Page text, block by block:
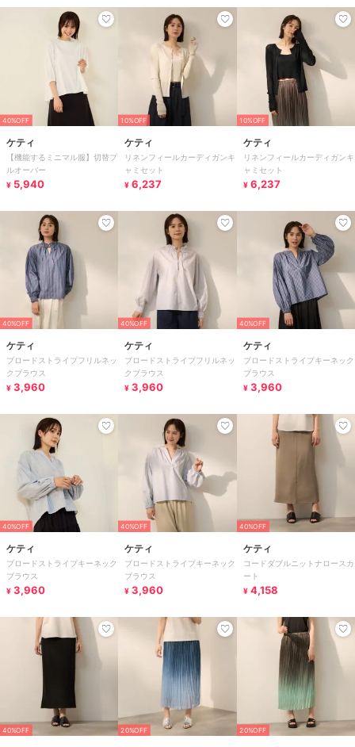
40%OFF
ケティ
【機能するミニマル服】切替プ
ルオーバー
¥ 5,940
10%OFF
ケティ
リネンフィールカーディガンキ
ャミセット
¥ 6,237
10%OFF
ケティ
リネンフィールカーディガンキ
ャミセット
¥ 6,237
40%OFF
ケティ
ブロードストライプフリルネッ
クブラウス
¥ 3,960
40%OFF
ケティ
ブロードストライプフリルネッ
クブラウス
¥ 3,960
40%OFF
ケティ
ブロードストライプキーネック
ブラウス
¥ 3,960
40%OFF
ケティ
ブロードストライプキーネック
ブラウス
¥ 3,960
40%OFF
ケティ
ブロードストライプキーネック
ブラウス
¥ 3,960
40%OFF
ケティ
コードダブルニットナロースカ
ート
¥ 4,158
40%OFF 20%OFF 20%OFF